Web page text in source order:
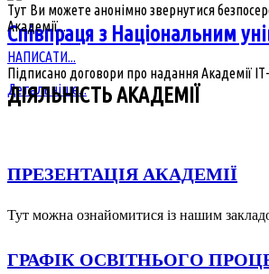
Співпраця з Національним
Підписано договори про надання Академії
Детальніше...
Тут Ви можете анонімно звернутися
Академії...
НАПИСАТИ...
ДІЯЛЬНІСТЬ АКАДЕМІЇ
ПРЕЗЕНТАЦІЯ АКАДЕМІЇ
Тут можна ознайомитися із нашим
ГРАФІК ОСВІТНЬОГО